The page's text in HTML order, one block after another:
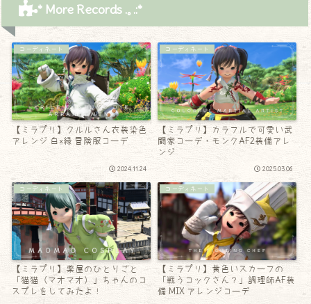
* More Records .｡.:*
コーディネート
【ミラプリ】クルルさん衣装染色
アレンジ 白×緑 冒険服コーデ
2024.11.24
コーディネート
【ミラプリ】カラフルで可愛い武
闘家コーデ・モンクAF2装備アレ
ンジ
2025.03.06
コーディネート
【ミラプリ】薬屋のひとりごと
「猫猫（マオマオ）」ちゃんのコ
スプレをしてみたよ！
コーディネート
【ミラプリ】黄色いスカーフの
「戦うコックさん？」調理師AF装
備 MIX アレンジコーデ